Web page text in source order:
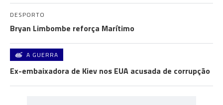
DESPORTO
Bryan Limbombe reforça Marítimo
A GUERRA
Ex-embaixadora de Kiev nos EUA acusada de corrupção